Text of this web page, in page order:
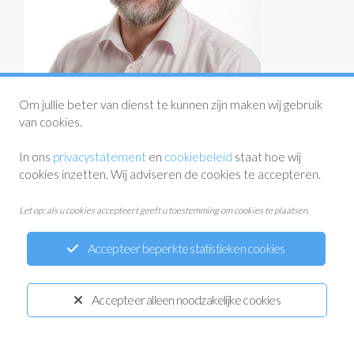
Privacystatement Disclaimer Cookiewetgeving
Accepteer alleen noodzakelijke cookies
Accepteer beperkte statistieken cookies
Om jullie beter van dienst te kunnen zijn maken wij gebruik
van cookies.
In ons privacystatement en cookiebeleid staat hoe wij
cookies inzetten. Wij adviseren de cookies te accepteren.
Let op: als u cookies accepteert geeft u toestemming om cookies te plaatsen.